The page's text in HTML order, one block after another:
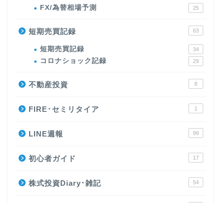
FX/為替相場予測 25
短期売買記録 63
短期売買記録 34
コロナショック記録 29
不動産投資 8
FIRE･セミリタイア 1
LINE週報 99
初心者ガイド 17
株式投資Diary･雑記 54